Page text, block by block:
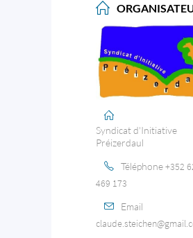
Syndicat d'Initiative
Préizerdaul
Téléphone+352
469 173
Email